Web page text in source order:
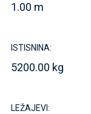
1.00 m
ISTISNINA:
5200.00 kg
LEŽAJEVI: